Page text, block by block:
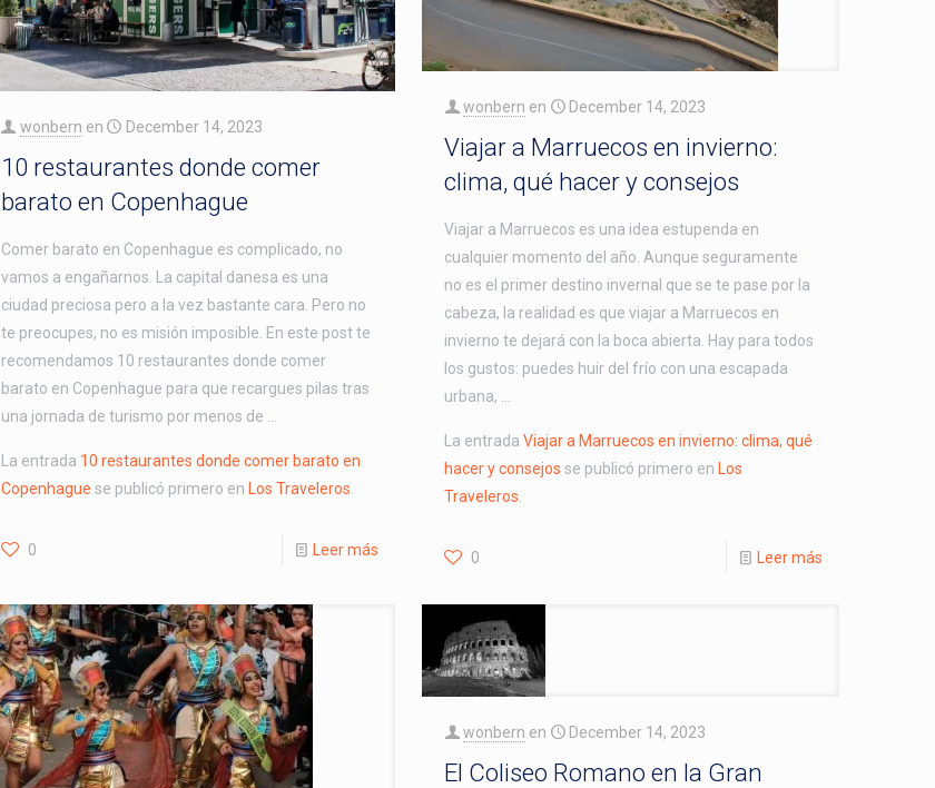
wonbern en December 14, 2023
10 restaurantes donde comer
barato en Copenhague
Comer barato en Copenhague es complicado, no
vamos a engañarnos. La capital danesa es una
ciudad preciosa pero a la vez bastante cara. Pero no
te preocupes, no es misión imposible. En este post te
recomendamos 10 restaurantes donde comer
barato en Copenhague para que recargues pilas tras
una jornada de turismo por menos de …
La entrada 10 restaurantes donde comer barato en
Copenhague se publicó primero en Los Traveleros
0 Leer más
wonbern en December 14, 2023
Viajar a Marruecos en invierno:
clima, qué hacer y consejos
Viajar a Marruecos es una idea estupenda en
cualquier momento del año. Aunque seguramente
no es el primer destino invernal que se te pase por la
cabeza, la realidad es que viajar a Marruecos en
invierno te dejará con la boca abierta. Hay para todos
los gustos: puedes huir del frío con una escapada
urbana, …
La entradaViajar a Marruecos en invierno: clima, qué
hacer y consejos se publicó primero en
Los
Traveleros
0 Leer más
wonbern en December 14, 2023
El Coliseo Romano en la Gran